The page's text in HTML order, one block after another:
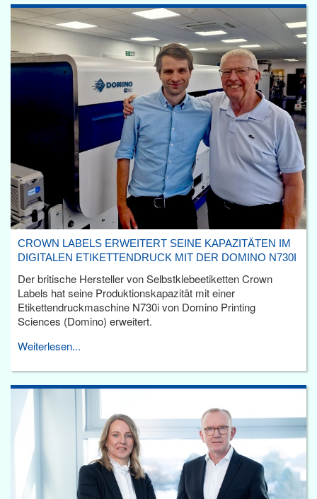
CROWN LABELS ERWEITERT SEINE KAPAZITÄTEN IM
DIGITALEN ETIKETTENDRUCK MIT DER DOMINO N730I
Der britische Hersteller von Selbstklebeetiketten Crown
Labels hat seine Produktionskapazität mit einer
Etikettendruckmaschine N730i von Domino Printing
Sciences (Domino) erweitert.
Weiterlesen...